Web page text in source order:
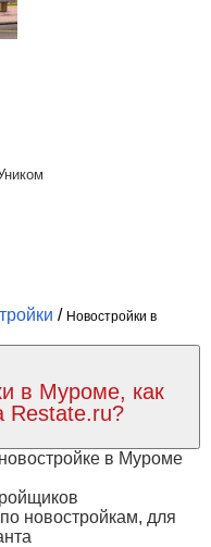
/ Новостройки в
в Муроме, как
Restate.ru?
в Муроме
новостройкам, для